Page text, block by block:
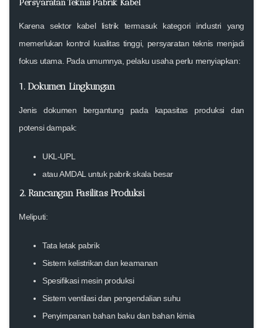
Karena sektor kabel listrik termasuk kategori industri yang
memerlukan kontrol kualitas tinggi, persyaratan teknis menjadi
fokus utama. Pada umumnya, pelaku usaha perlu menyiapkan:
1. Dokumen Lingkungan
Jenis dokumen bergantung pada kapasitas produksi dan
potensi dampak:
UKL-UPL
atau AMDAL untuk pabrik skala besar
2. Rancangan Fasilitas Produksi
Meliputi:
Tata letak pabrik
Sistem kelistrikan dan keamanan
Spesifikasi mesin produksi
Sistem ventilasi dan pengendalian suhu
Penyimpanan bahan baku dan bahan kimia